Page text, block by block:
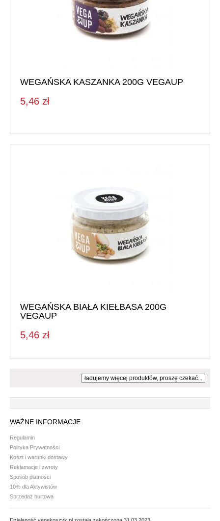
WEGAŃSKA KASZANKA 200G VEGAUP
5,46 zł
WEGAŃSKA BIAŁA KIEŁBASA 200G
VEGAUP
5,46 zł
ładujemy więcej produktów, proszę czekać...
WAŻNE INFORMACJE
Regulamin
Polityka Prywatności
Koszt i warunki dostawy
Reklamacje i zwroty
Sposób płatności
10% dla Aktywistów
Sprzedaż hurtowa